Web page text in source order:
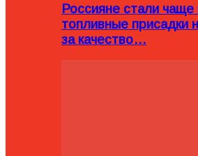
Россияне стали чаще
топливные присадки
за качество…